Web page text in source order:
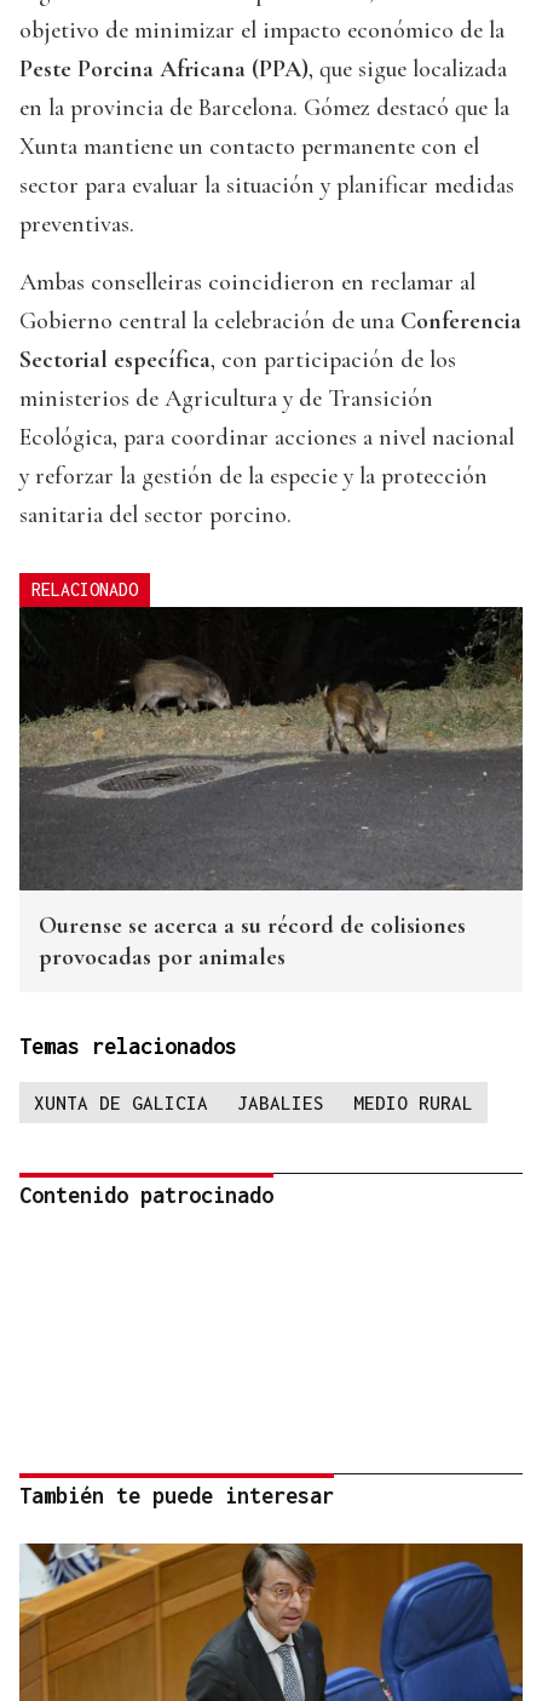
objetivo de minimizar el impacto económico de la
Peste Porcina Africana (PPA), que sigue localizada
en la provincia de Barcelona. Gómez destacó que la
Xunta mantiene un contacto permanente con el
sector para evaluar la situación y planificar medidas
preventivas.
Ambas conselleiras coincidieron en reclamar al
Gobierno central la celebración de una Conferencia
Sectorial específica, con participación de los
ministerios de Agricultura y de Transición
Ecológica, para coordinar acciones a nivel nacional
y reforzar la gestión de la especie y la protección
sanitaria del sector porcino.
RELACIONADO
Ourense se acerca a su récord de colisiones
provocadas por animales
Temas relacionados
XUNTA DE GALICIA JABALIES MEDIO RURAL
Contenido patrocinado
También te puede interesar